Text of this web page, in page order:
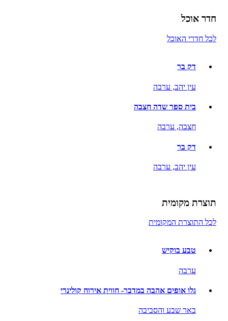
חדר אוכל
לכל חדרי האוכל
דק בר
עין יהב, ערבה
בית ספר שדה חצבה
חצבה, ערבה
דק בר
עין יהב, ערבה
תוצרת מקומית
לכל התוצרת המקומית
טבע בוקיש
ערבה
גלו אופים אהבה במדבר- חווית אירוח קולינרי
באר שבע והסביבה